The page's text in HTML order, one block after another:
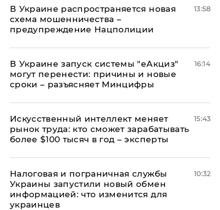
В Украине распространяется новая
схема мошенничества –
предупреждение Нацполиции
13:58
В Украине запуск системы "еАкциз"
могут перенести: причины и новые
сроки – разъясняет Минцифры
16:14
Искусственный интеллект меняет
рынок труда: кто сможет зарабатывать
более $100 тысяч в год – эксперты
15:43
Налоговая и пограничная службы
Украины запустили новый обмен
информацией: что изменится для
украинцев
10:32